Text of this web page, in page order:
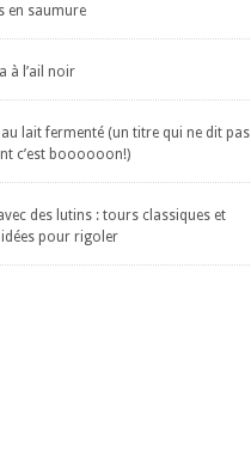
en saumure
à l’ail noir
au lait fermenté (un titre qui ne dit pas
c’est boooooon!)
des lutins : tours classiques et
pour rigoler